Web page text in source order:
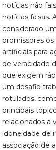
notícias não
notícias falsas.
considerado
promissores
artificiais para
de veracidade
que exigem
um desafio
rotulados,
principais
relacionados a
idoneidade de
associação de